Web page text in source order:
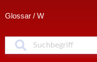
Glossar / W